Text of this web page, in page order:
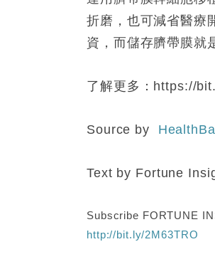
折磨，也可減省醫療
資，而儲存臍帶膜就
了解更多：https://
Source by
Text by Fortune
Subscribe FORTUNE
http://bit.ly/2M63TRO